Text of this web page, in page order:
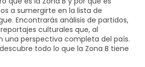
a sumergirte en la lista de
Encontrarás análisis de partidos,
culturales que, al
una perspectiva completa del país.
todo lo que la Zona B tiene